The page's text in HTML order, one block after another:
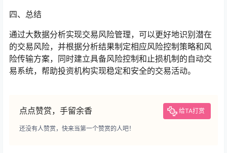
四、总结
通过大数据分析实现交易风险管理，可以更好地识别潜在
的交易风险，并根据分析结果制定相应风险控制策略和风
险传输方案，同时建立具备风险控制和止损机制的自动交
易系统，帮助投资机构实现稳定和安全的交易活动。
点点赞赏，手留余香 给TA打赏
还没有人赞赏，快来当第一个赞赏的人吧！